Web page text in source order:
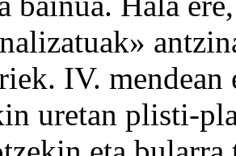
IV.
uretan plisti-